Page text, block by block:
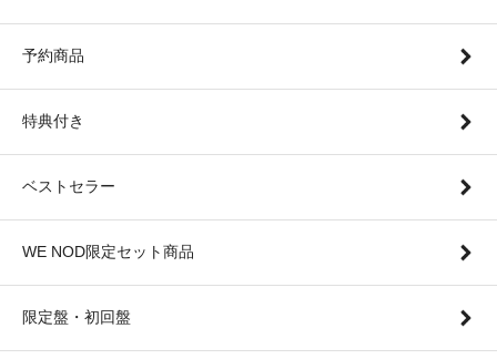
予約商品
特典付き
ベストセラー
WE NOD限定セット商品
限定盤・初回盤